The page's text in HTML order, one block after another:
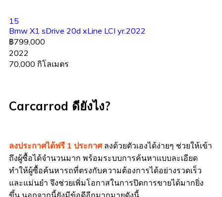
15
Bmw X1 sDrive 20d xLine LCI yr.2022
฿799,000
2022
70,000 กิโลเมตร
Carcarrod ดียังไง?
ลงประกาศได้ฟรี 1 ประกาศลงด้วยตัวเองได้ง่ายๆ ช่วยให้เข้า
ถึงผู้ซื้อได้จำนวนมาก พร้อมระบบการค้นหาแบบละเอียด
ทำให้ผู้ซื้อค้นหารถที่ตรงกับความต้องการได้อย่างรวดเร็ว
และแม่นยำ จึงช่วยเพิ่มโอกาสในการปิดการขายได้มากยิ่ง